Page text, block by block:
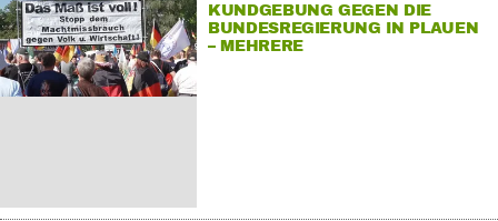
KUNDGEBUNG GEGEN DIE
BUNDESREGIERUNG IN PLAUEN
– MEHRERE